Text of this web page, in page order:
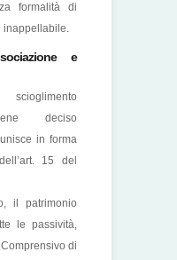
formalità di
inappellabile.
e
deciso
in forma
15 del
il patrimonio
le passività,
di